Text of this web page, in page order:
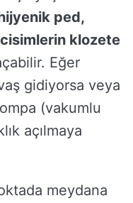
ped,
klozete
Eğer
gidiyorsa veya
(vakumlu
açılmaya
meydana